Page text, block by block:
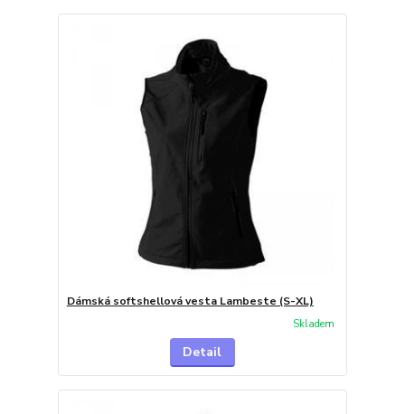
Dámská softshellová vesta Lambeste (S-XL)
Skladem
Detail